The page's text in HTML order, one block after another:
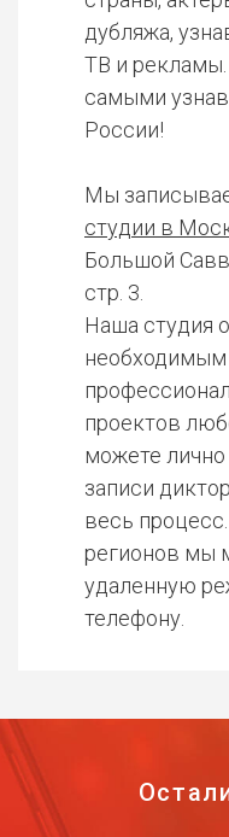
дубляжа,
ТВ и
самыми
России!
Мы
студии в
Большой
стр. 3.
Наша студия
проектов
можете лично
записи
весь
регионов мы
удаленную
телефону.